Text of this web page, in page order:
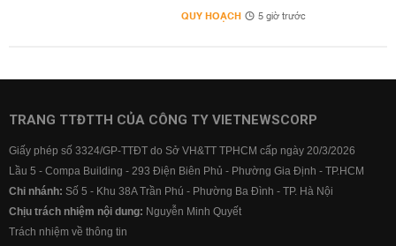
QUY HOẠCH 5 giờ trước
TRANG TTĐTTH CỦA CÔNG TY VIETNEWSCORP
Giấy phép số 3324/GP-TTĐT do Sở VH&TT TPHCM cấp ngày 20/3/2026
Lầu 5 - Compa Building - 293 Điện Biên Phủ - Phường Gia Định - TP.HCM
Chi nhánh: Số 5 - Khu 38A Trần Phú - Phường Ba Đình - TP. Hà Nội
Chịu trách nhiệm nội dung: Nguyễn Minh Quyết
Trách nhiệm về thông tin